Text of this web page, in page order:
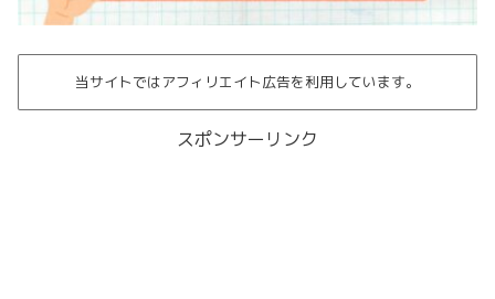
当サイトではアフィリエイト広告を利用しています。
スポンサーリンク